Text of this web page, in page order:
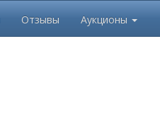
Отзывы Аукционы